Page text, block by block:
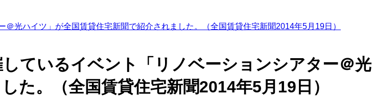
光ハイツ」が全国賃貸住宅新聞で紹介されました。（全国賃貸住宅新聞2014年5月19日）
ているイベント「リノベーションシアター＠光
た。（全国賃貸住宅新聞2014年5月19日）